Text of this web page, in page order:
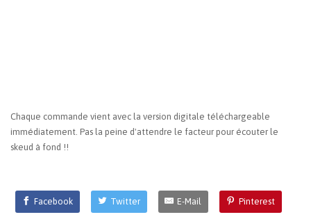
Chaque commande vient avec la version digitale téléchargeable
immédiatement. Pas la peine d'attendre le facteur pour écouter le
skeud à fond !!
Facebook Twitter E-Mail Pinterest